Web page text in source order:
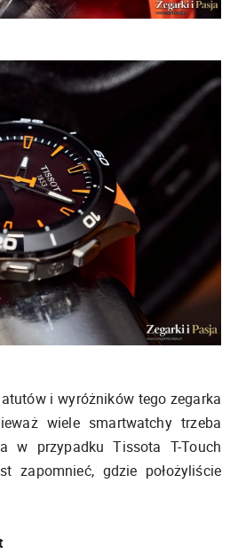
i wyróżników tego zegarka
wiele smartwatchy trzeba
w przypadku Tissota T-Touch
zapomnieć, gdzie położyliście